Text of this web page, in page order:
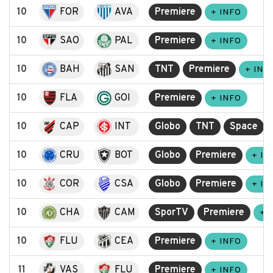
10 FOR AVA Premiere + INFO
10 SAO PAL Premiere + INFO
10 BAH SAN TNT Premiere +
10 FLA GOI Premiere + INFO
10 CAP INT Globo TNT Space
10 CRU BOT Globo Premiere +
10 COR CSA Globo Premiere +
10 CHA CAM SporTV Premiere +
10 FLU CEA Premiere + INFO
11 VAS FLU Premiere + INFO